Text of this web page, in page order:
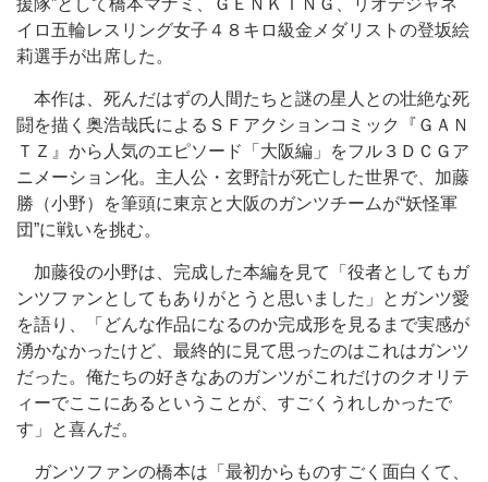
援隊”として橋本マナミ、ＧＥＮＫＩＮＧ、リオデジャネ
イロ五輪レスリング女子４８キロ級金メダリストの登坂絵
莉選手が出席した。
本作は、死んだはずの人間たちと謎の星人との壮絶な死
闘を描く奥浩哉氏によるＳＦアクションコミック『ＧＡＮ
ＴＺ』から人気のエピソード「大阪編」をフル３ＤＣＧア
ニメーション化。主人公・玄野計が死亡した世界で、加藤
勝（小野）を筆頭に東京と大阪のガンツチームが“妖怪軍
団”に戦いを挑む。
加藤役の小野は、完成した本編を見て「役者としてもガ
ンツファンとしてもありがとうと思いました」とガンツ愛
を語り、「どんな作品になるのか完成形を見るまで実感が
湧かなかったけど、最終的に見て思ったのはこれはガンツ
だった。俺たちの好きなあのガンツがこれだけのクオリテ
ィーでここにあるということが、すごくうれしかったで
す」と喜んだ。
ガンツファンの橋本は「最初からものすごく面白くて、